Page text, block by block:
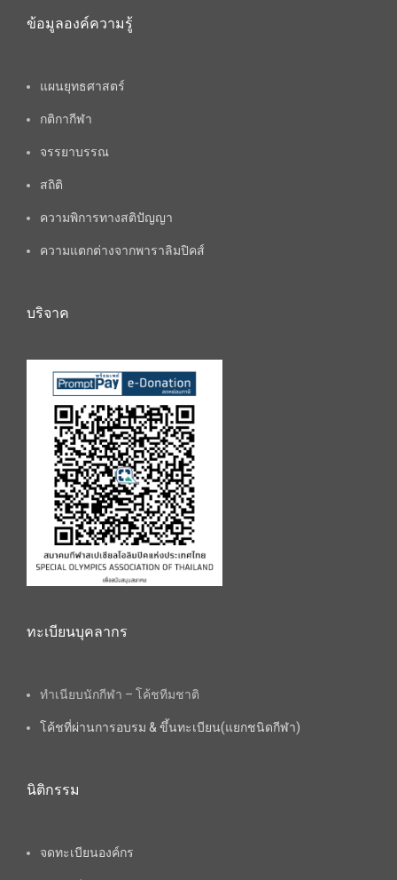
ข้อมูลองค์ความรู้
แผนยุทธศาสตร์
กติกากีฬา
จรรยาบรรณ
สถิติ
ความพิการทางสติปัญญา
ความแตกต่างจากพาราลิมปิคส์
บริจาค
ทะเบียนบุคลากร
ทำเนียบนักกีฬา – โค้ชทีมชาติ
โค้ชที่ผ่านการอบรม & ขึ้นทะเบียน(แยกชนิดกีฬา)
นิติกรรม
จดทะเบียนองค์กร